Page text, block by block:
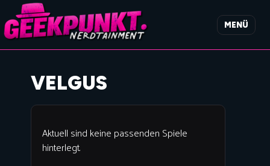
MENÜ
VELGUS
Aktuell sind keine passenden Spiele
hinterlegt.